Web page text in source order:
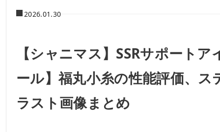
2026.01.30
【シャニマス】SSRサポート
ール】福丸小糸の性能評価、
ラスト画像まとめ